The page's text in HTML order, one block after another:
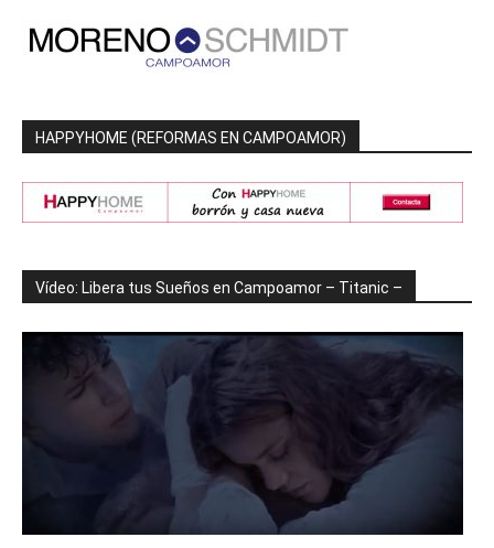
HAPPYHOME (REFORMAS EN CAMPOAMOR)
Vídeo: Libera tus Sueños en Campoamor – Titanic –